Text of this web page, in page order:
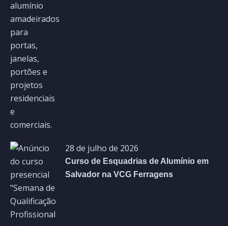
28 de julho de 2026
Curso de Esquadrias de Alumínio em
Salvador na VCG Ferragens